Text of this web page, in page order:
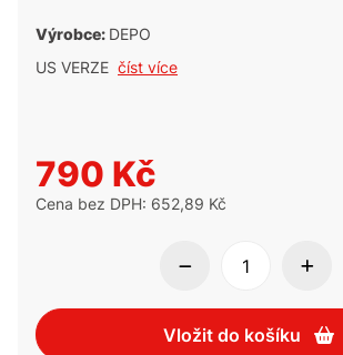
Výrobce: DEPO
US VERZE číst více
790 Kč
Cena bez DPH: 652,89 Kč
Vložit do košíku